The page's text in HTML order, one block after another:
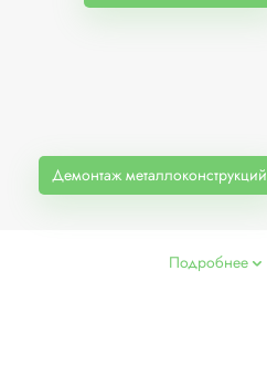
Демонтаж металлоконструкций
Подробнее